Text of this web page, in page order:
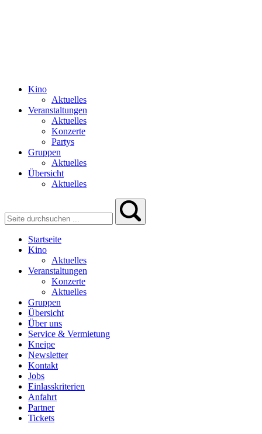
Kino
Aktuelles
Veranstaltungen
Aktuelles
Konzerte
Partys
Gruppen
Aktuelles
Übersicht
Aktuelles
Startseite
Kino
Aktuelles
Veranstaltungen
Konzerte
Aktuelles
Gruppen
Übersicht
Über uns
Service & Vermietung
Kneipe
Newsletter
Kontakt
Jobs
Einlasskriterien
Anfahrt
Partner
Tickets